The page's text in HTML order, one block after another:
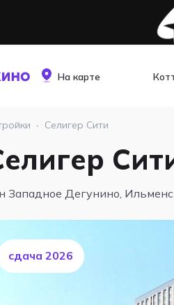
На карте
· Селигер Сити
Западное Дегунино,
cдача 2026